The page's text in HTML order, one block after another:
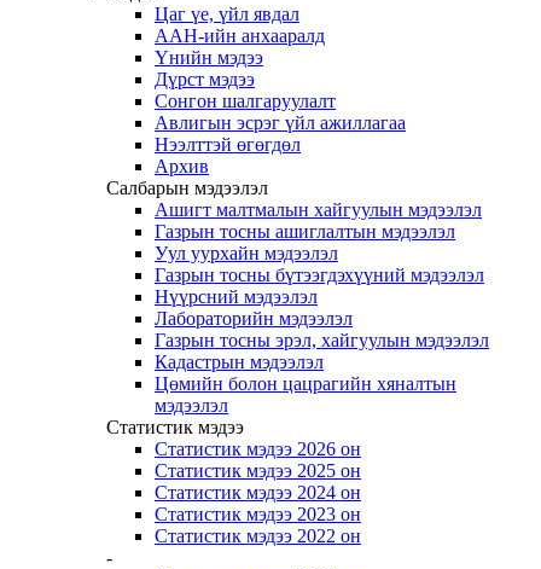
Цаг үе, үйл явдал
ААН-ийн анхааралд
Үнийн мэдээ
Дүрст мэдээ
Сонгон шалгаруулалт
Авлигын эсрэг үйл ажиллагаа
Нээлттэй өгөгдөл
Архив
Салбарын мэдээлэл
Ашигт малтмалын хайгуулын мэдээлэл
Газрын тосны ашиглалтын мэдээлэл
Уул уурхайн мэдээлэл
Газрын тосны бүтээгдэхүүний мэдээлэл
Нүүрсний мэдээлэл
Лабораторийн мэдээлэл
Газрын тосны эрэл, хайгуулын мэдээлэл
Кадастрын мэдээлэл
Цөмийн болон цацрагийн хяналтын
мэдээлэл
Статистик мэдээ
Статистик мэдээ 2026 он
Статистик мэдээ 2025 он
Статистик мэдээ 2024 он
Статистик мэдээ 2023 он
Статистик мэдээ 2022 он
-